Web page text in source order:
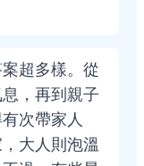
超多樣。從
，再到親子
次帶家人
大人則泡溫